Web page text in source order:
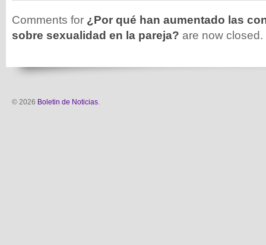
Comments for ¿Por qué han aumentado las
sobre sexualidad en la pareja? are now closed.
© 2026 Boletin de Noticias.